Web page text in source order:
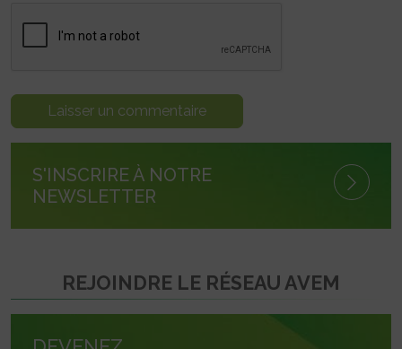
S'INSCRIRE À NOTRE
NEWSLETTER
REJOINDRE LE RÉSEAU AVEM